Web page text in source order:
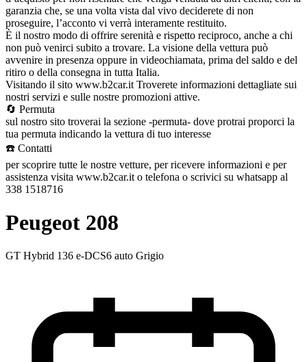
garanzia che, se una volta vista dal vivo deciderete di non
proseguire, l’acconto vi verrà interamente restituito.
È il nostro modo di offrire serenità e rispetto reciproco, anche a chi
non può venirci subito a trovare. La visione della vettura può
avvenire in presenza oppure in videochiamata, prima del saldo e del
ritiro o della consegna in tutta Italia.
Visitando il sito www.b2car.it Troverete informazioni dettagliate sui
nostri servizi e sulle nostre promozioni attive.
🔄 Permuta
sul nostro sito troverai la sezione -permuta- dove protrai proporci la
tua permuta indicando la vettura di tuo interesse
☎️ Contatti
per scoprire tutte le nostre vetture, per ricevere informazioni e per
assistenza visita www.b2car.it o telefona o scrivici su whatsapp al
338 1518716
Peugeot 208
GT Hybrid 136 e-DCS6 auto Grigio